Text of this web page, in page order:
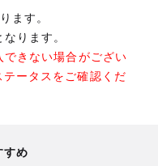
ます。
ります。
きない場合がござい
ータスをご確認くだ
すめ